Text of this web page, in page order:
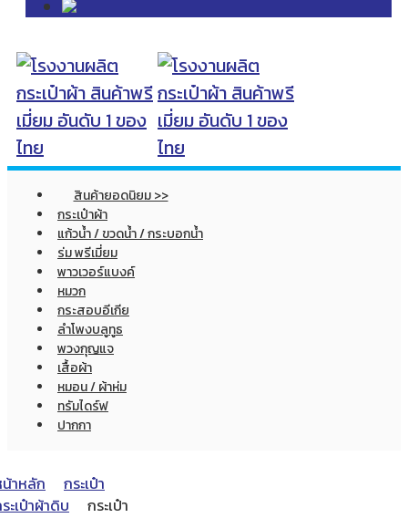
สินค้ายอดนิยม >>
กระเป๋าผ้า
แก้วน้ำ / ขวดน้ำ / กระบอกน้ำ
ร่ม พรีเมี่ยม
พาวเวอร์แบงค์
หมวก
กระสอบอีเกีย
ลำโพงบลูทูธ
พวงกุญแจ
เสื้อผ้า
หมอน / ผ้าห่ม
ทรัมไดร์ฟ
ปากกา
าหลัก
กระเป๋า
ะเป๋าผ้าดิบ
กระเป๋า